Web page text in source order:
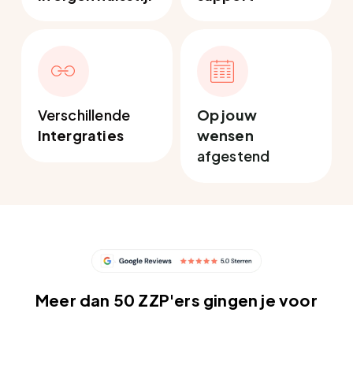
Verschillende
Intergraties
Op jouw
wensen
afgestend
Meer dan 50 ZZP'ers gingen je voor